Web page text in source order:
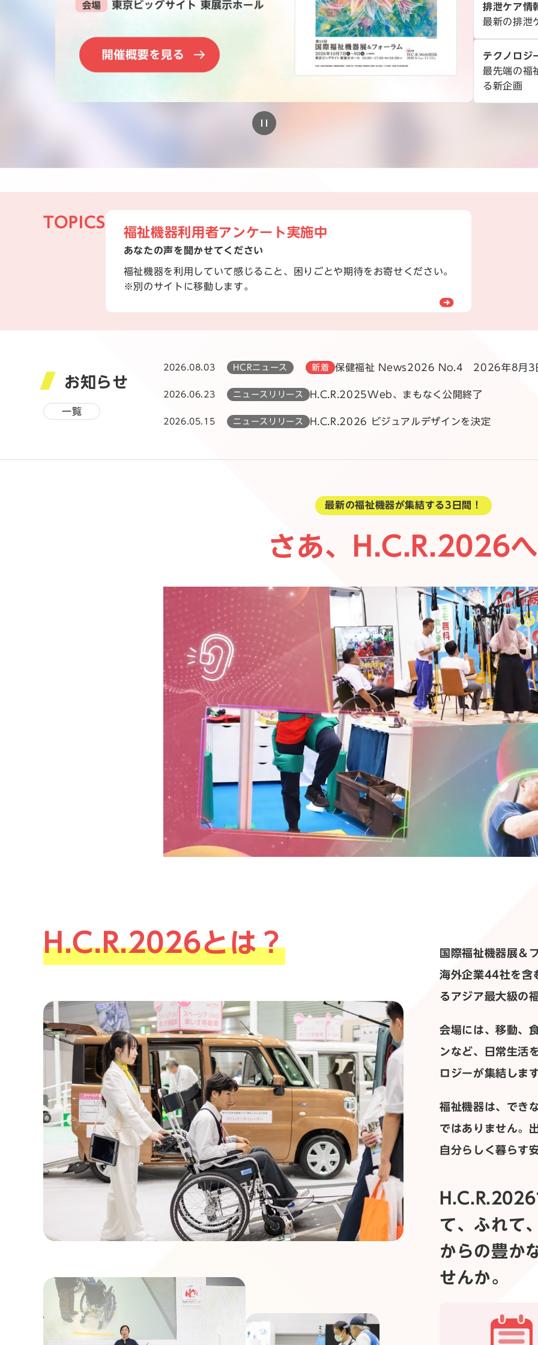
排泄ケア情
最新の排泄
テクノロジ
最先端の福
る新企画
TOPICS
福祉機器利用者アンケート実施中
あなたの声を聞かせてください
福祉機器を利用していて感じること、困りごとや期待をお寄せください。
※別のサイトに移動します。
お知らせ
一覧
2026.08.03 HCRニュース 新着 保健福祉 News2026 No.4 2026年8月3
2026.06.23 ニュースリリース H.C.R.2025Web、まもなく公開終了
2026.05.15 ニュースリリース H.C.R.2026 ビジュアルデザインを決定
最新の福祉機器が集結する3日間！
さあ、H.C.R.2026へ
H.C.R.2026とは？
国際福祉機器展＆
海外企業44社を含
るアジア最大級の
会場には、移動、
ンなど、日常生活
ロジーが集結しま
福祉機器は、でき
ではありません。
自分らしく暮らす
て、ふれて
からの豊か
せんか。